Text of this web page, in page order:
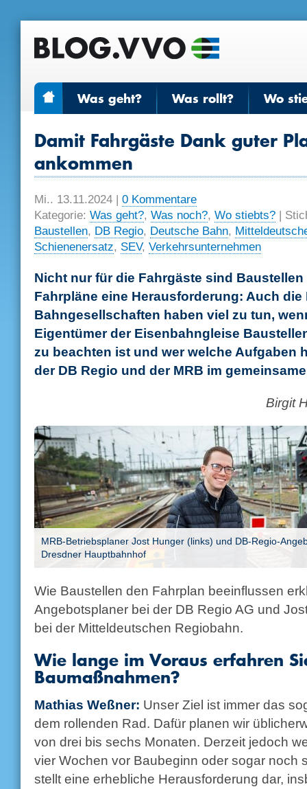
Was geht? Was rollt? Wo
Damit Fahrgäste Dank guter
ankommen
Mi.. 13.11.2024 | 0 Kommentare
Kategorie: Was geht?, Was noch?, Wo stiebts? |
Baustellen, DB Regio, Deutsche Bahn,
Schienenersatz, SEV, Verkehrsunternehmen
Nicht nur für die Fahrgäste sind
Fahrpläne eine Herausforderung: Auch die
Bahngesellschaften haben viel zu tun,
Eigentümer der Eisenbahngleise
zu beachten ist und wer welche Aufgaben
der DB Regio und der MRB im
Birgit
MRB-Betriebsplaner Jost Hunger (links) und DB-Regio-
Dresdner Hauptbahnhof
Wie Baustellen den Fahrplan beeinflussen
Angebotsplaner bei der DB Regio AG und
bei der Mitteldeutschen Regiobahn.
Wie lange im Voraus erfahren
Baumaßnahmen?
Mathias Weßner: Unser Ziel ist immer das
dem rollenden Rad. Dafür planen wir
von drei bis sechs Monaten. Derzeit jedoch
vier Wochen vor Baubeginn oder sogar noch
stellt eine erhebliche Herausforderung dar,